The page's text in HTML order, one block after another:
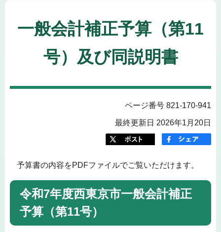
一般会計補正予算（第11
号）及び同説明書
ページ番号 821-170-941
最終更新日 2026年1月20日
予算書の内容をPDFファイルでご覧いただけます。
令和7年度西東京市一般会計補正
予算（第11号）